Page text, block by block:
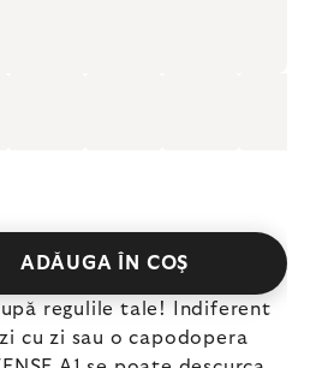
ADĂUGA ÎN COŞ
regulile tale! Indiferent
cu zi sau o capodopera